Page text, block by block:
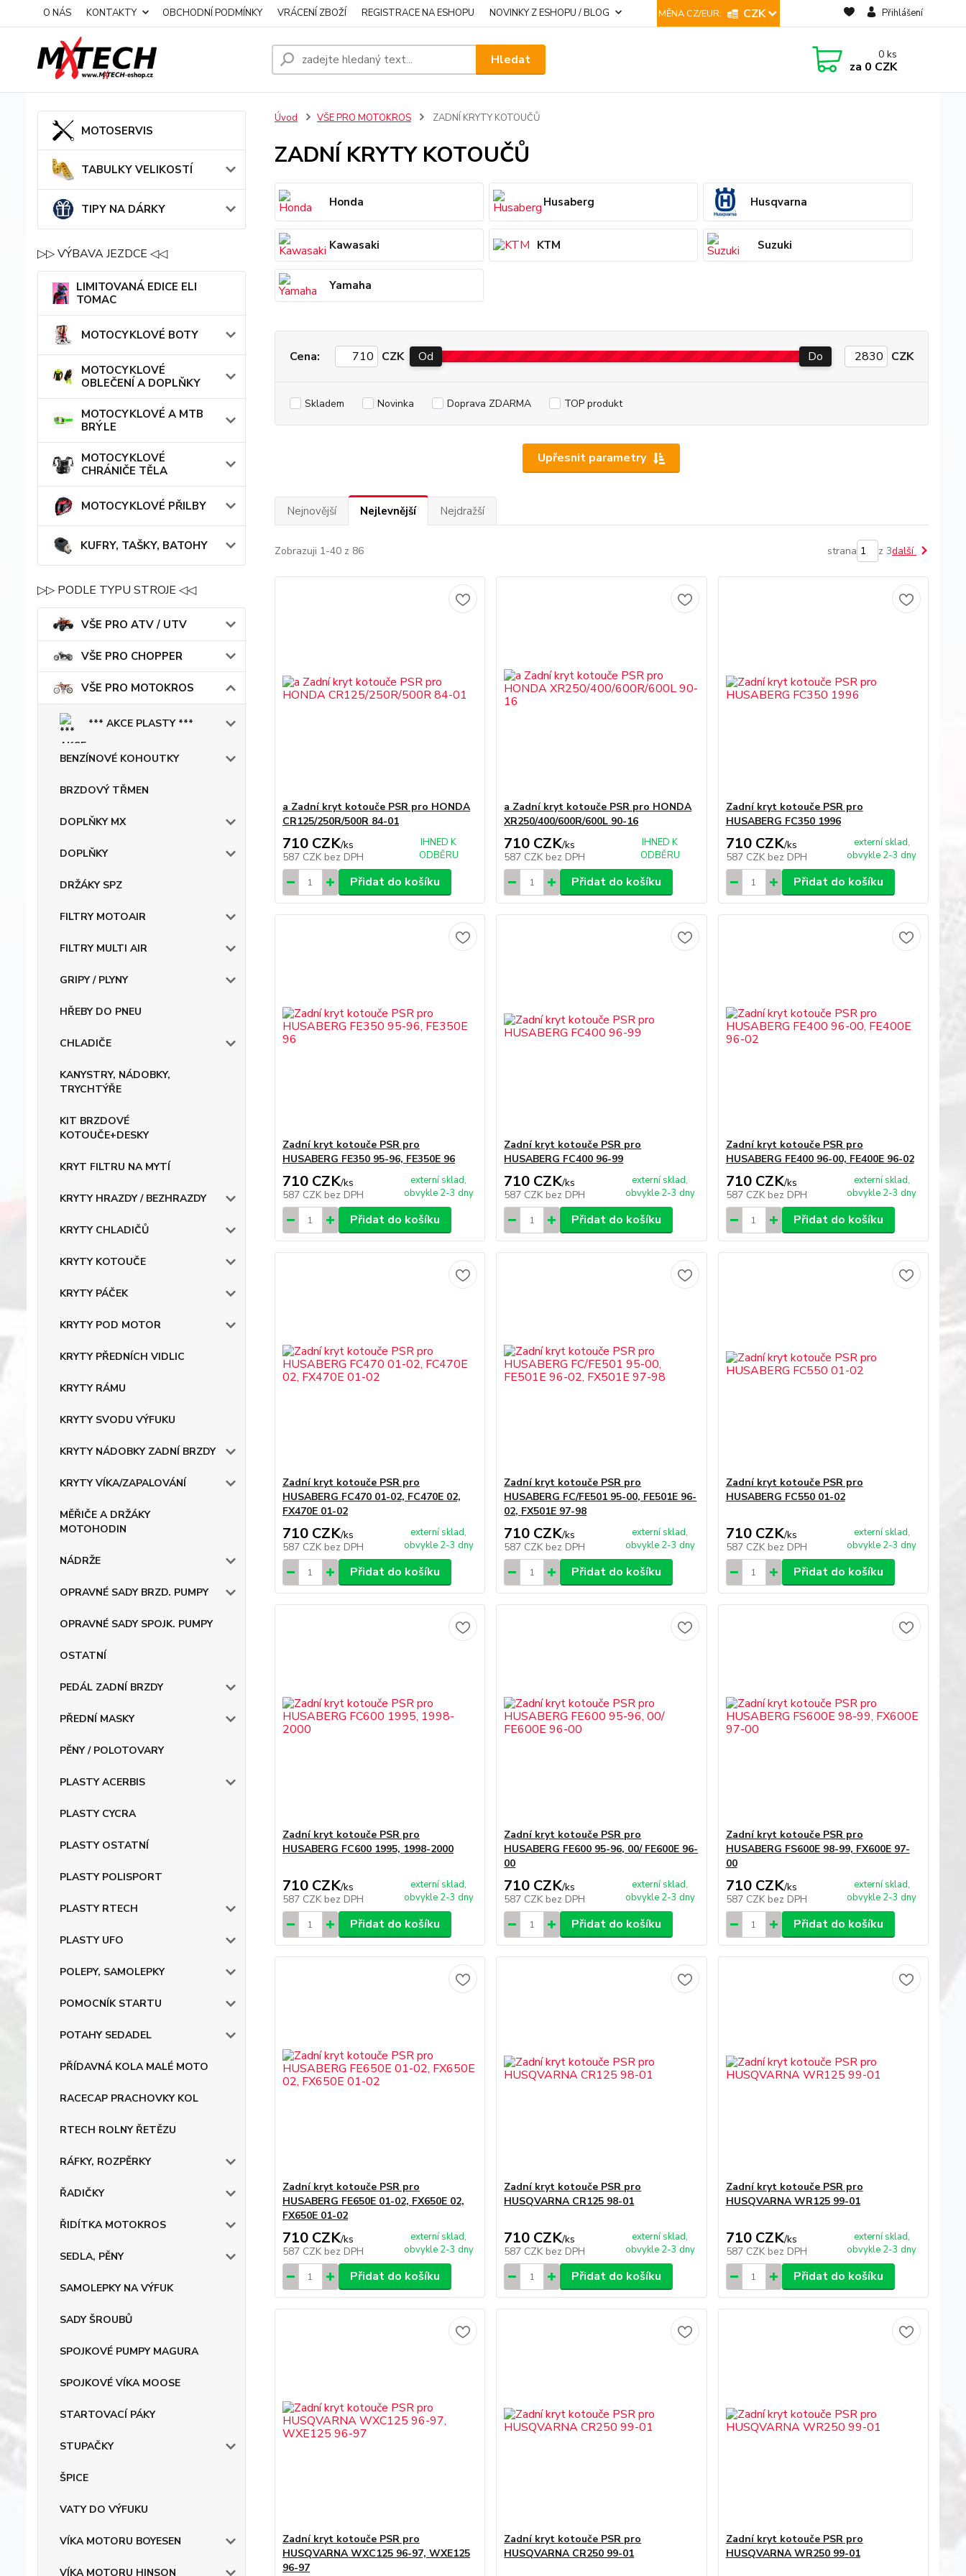
O NÁS KONTAKTY OBCHODNÍ PODMÍNKY VRÁCENÍ ZBOŽÍ REGISTRACE NA ESHOPU NOVINKY Z ESHOPU / BLOG CZK Přihlášení
Hledat 0 ks
za 0 CZK
MOTOSERVIS
TABULKY VELIKOSTÍ
TIPY NA DÁRKY
▷▷ VÝBAVA JEZDCE ◁◁
LIMITOVANÁ EDICE ELI
TOMAC
MOTOCYKLOVÉ BOTY
MOTOCYKLOVÉ
OBLEČENÍ A DOPLŇKY
MOTOCYKLOVÉ A MTB
BRÝLE
MOTOCYKLOVÉ
CHRÁNIČE TĚLA
MOTOCYKLOVÉ PŘILBY
KUFRY, TAŠKY, BATOHY
▷▷ PODLE TYPU STROJE ◁◁
VŠE PRO ATV / UTV
VŠE PRO CHOPPER
VŠE PRO MOTOKROS
*** AKCE PLASTY ***
BENZÍNOVÉ KOHOUTKY
BRZDOVÝ TŘMEN
DOPLŇKY MX
DOPLŇKY
DRŽÁKY SPZ
FILTRY MOTOAIR
FILTRY MULTI AIR
GRIPY / PLYNY
HŘEBY DO PNEU
CHLADIČE
KANYSTRY, NÁDOBKY,
TRYCHTÝŘE
KIT BRZDOVÉ
KOTOUČE+DESKY
KRYT FILTRU NA MYTÍ
KRYTY HRAZDY / BEZHRAZDY
KRYTY CHLADIČŮ
KRYTY KOTOUČE
KRYTY PÁČEK
KRYTY POD MOTOR
KRYTY PŘEDNÍCH VIDLIC
KRYTY RÁMU
KRYTY SVODU VÝFUKU
KRYTY NÁDOBKY ZADNÍ BRZDY
KRYTY VÍKA/ZAPALOVÁNÍ
MĚŘIČE A DRŽÁKY
MOTOHODIN
NÁDRŽE
OPRAVNÉ SADY BRZD. PUMPY
OPRAVNÉ SADY SPOJK. PUMPY
OSTATNÍ
PEDÁL ZADNÍ BRZDY
PŘEDNÍ MASKY
PĚNY / POLOTOVARY
PLASTY ACERBIS
PLASTY CYCRA
PLASTY OSTATNÍ
PLASTY POLISPORT
PLASTY RTECH
PLASTY UFO
POLEPY, SAMOLEPKY
POMOCNÍK STARTU
POTAHY SEDADEL
PŘÍDAVNÁ KOLA MALÉ MOTO
RACECAP PRACHOVKY KOL
RTECH ROLNY ŘETĚZU
RÁFKY, ROZPĚRKY
ŘADIČKY
ŘIDÍTKA MOTOKROS
SEDLA, PĚNY
SAMOLEPKY NA VÝFUK
SADY ŠROUBŮ
SPOJKOVÉ PUMPY MAGURA
SPOJKOVÉ VÍKA MOOSE
STARTOVACÍ PÁKY
STUPAČKY
ŠPICE
VATY DO VÝFUKU
VÍKA MOTORU BOYESEN
VÍKA MOTORU HINSON
Úvod VŠE PRO MOTOKROS ZADNÍ KRYTY KOTOUČŮ
ZADNÍ KRYTY KOTOUČŮ
Honda Husaberg Husqvarna
Kawasaki KTM Suzuki
Yamaha
Upřesnit parametry
Cena: CZK Od Do CZK
Skladem Novinka Doprava ZDARMA TOP produkt
Nejnovější Nejlevnější Nejdražší
Zobrazuji 1-40 z 86 strana z 3další
a Zadní kryt kotouče PSR pro HONDA
CR125/250R/500R 84-01
710 CZK/ks
587 CZK bez DPH
IHNED K
ODBĚRU
Přidat do košíku
a Zadní kryt kotouče PSR pro HONDA
XR250/400/600R/600L 90-16
710 CZK/ks
587 CZK bez DPH
IHNED K
ODBĚRU
Přidat do košíku
Zadní kryt kotouče PSR pro
HUSABERG FC350 1996
710 CZK/ks
587 CZK bez DPH
externí sklad,
obvykle 2-3 dny
Přidat do košíku
Zadní kryt kotouče PSR pro
HUSABERG FE350 95-96, FE350E 96
710 CZK/ks
587 CZK bez DPH
externí sklad,
obvykle 2-3 dny
Přidat do košíku
Zadní kryt kotouče PSR pro
HUSABERG FC400 96-99
710 CZK/ks
587 CZK bez DPH
externí sklad,
obvykle 2-3 dny
Přidat do košíku
Zadní kryt kotouče PSR pro
HUSABERG FE400 96-00, FE400E 96-02
710 CZK/ks
587 CZK bez DPH
externí sklad,
obvykle 2-3 dny
Přidat do košíku
Zadní kryt kotouče PSR pro
HUSABERG FC470 01-02, FC470E 02,
FX470E 01-02
710 CZK/ks
587 CZK bez DPH
externí sklad,
obvykle 2-3 dny
Přidat do košíku
Zadní kryt kotouče PSR pro
HUSABERG FC/FE501 95-00, FE501E 96-
02, FX501E 97-98
710 CZK/ks
587 CZK bez DPH
externí sklad,
obvykle 2-3 dny
Přidat do košíku
Zadní kryt kotouče PSR pro
HUSABERG FC550 01-02
710 CZK/ks
587 CZK bez DPH
externí sklad,
obvykle 2-3 dny
Přidat do košíku
Zadní kryt kotouče PSR pro
HUSABERG FC600 1995, 1998-2000
710 CZK/ks
587 CZK bez DPH
externí sklad,
obvykle 2-3 dny
Přidat do košíku
Zadní kryt kotouče PSR pro
HUSABERG FE600 95-96, 00/ FE600E 96-
00
710 CZK/ks
587 CZK bez DPH
externí sklad,
obvykle 2-3 dny
Přidat do košíku
Zadní kryt kotouče PSR pro
HUSABERG FS600E 98-99, FX600E 97-
00
710 CZK/ks
587 CZK bez DPH
externí sklad,
obvykle 2-3 dny
Přidat do košíku
Zadní kryt kotouče PSR pro
HUSABERG FE650E 01-02, FX650E 02,
FX650E 01-02
710 CZK/ks
587 CZK bez DPH
externí sklad,
obvykle 2-3 dny
Přidat do košíku
Zadní kryt kotouče PSR pro
HUSQVARNA CR125 98-01
710 CZK/ks
587 CZK bez DPH
externí sklad,
obvykle 2-3 dny
Přidat do košíku
Zadní kryt kotouče PSR pro
HUSQVARNA WR125 99-01
710 CZK/ks
587 CZK bez DPH
externí sklad,
obvykle 2-3 dny
Přidat do košíku
Zadní kryt kotouče PSR pro
HUSQVARNA WXC125 96-97, WXE125
96-97
Zadní kryt kotouče PSR pro
HUSQVARNA CR250 99-01
Zadní kryt kotouče PSR pro
HUSQVARNA WR250 99-01